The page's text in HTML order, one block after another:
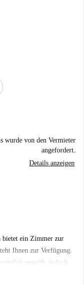
wurde von den Vermieter
angefordert.
Details anzeigen
bietet ein Zimmer zur
Ihnen zur Verfügung.
geprüft, jedoch
um